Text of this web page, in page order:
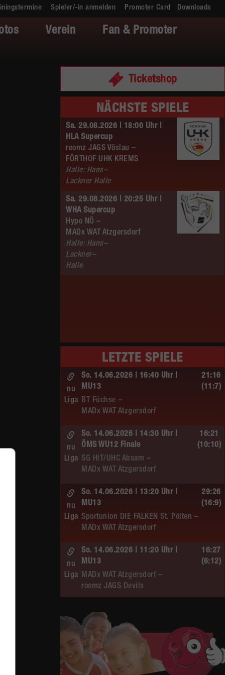
Spieler/-in anmelden Promoter Card Downloads
Verein
Fan & Promoter
Ticketshop
NÄCHSTE SPIELE
Sa. 29.08.2026 | 18:00 Uhr |
HLA Supercup
roomz JAGS Vöslau –
FÖRTHOF UHK KREMS
Halle: Hans–
Lackner Halle
Sa. 29.08.2026 | 20:25 Uhr |
WHA Supercup
Hypo NÖ –
MADx WAT Atzgersdorf
Halle: Hans–
Lackner–
Halle
LETZTE SPIELE
So. 14.06.2026 | 16:40 Uhr |
MU13
BT Füchse –
MADx WAT Atzgersdorf
nu
Liga
21:16
(11:7)
So. 14.06.2026 | 14:30 Uhr |
ÖMS WU12 Finale
SG HIT/UHC Absam –
MADx WAT Atzgersdorf
nu
Liga
16:21
(10:10)
So. 14.06.2026 | 13:20 Uhr |
MU13
Sportunion DIE FALKEN St. Pölten –
MADx WAT Atzgersdorf
nu
Liga
29:26
(16:9)
So. 14.06.2026 | 11:20 Uhr |
MU13
MADx WAT Atzgersdorf –
roomz JAGS Devils
nu
Liga
16:27
(6:12)
ÖMS WU12 HF
SC HIT/UHC Absam –
MADx WAT Atzgersdorf
Liga
Sa. 13.06.2026 | 19:05 Uhr |
30:19